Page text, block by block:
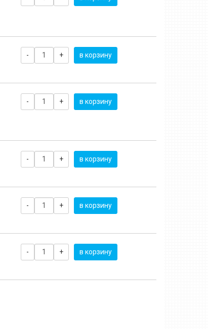
- + в корзину
- + в корзину
- + в корзину
- + в корзину
- + в корзину